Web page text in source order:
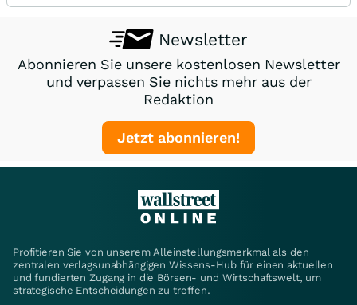
Newsletter
Abonnieren Sie unsere kostenlosen Newsletter
und verpassen Sie nichts mehr aus der
Redaktion
Jetzt abonnieren!
Profitieren Sie von unserem Alleinstellungsmerkmal als den
zentralen verlagsunabhängigen Wissens-Hub für einen aktuellen
und fundierten Zugang in die Börsen- und Wirtschaftswelt, um
strategische Entscheidungen zu treffen.